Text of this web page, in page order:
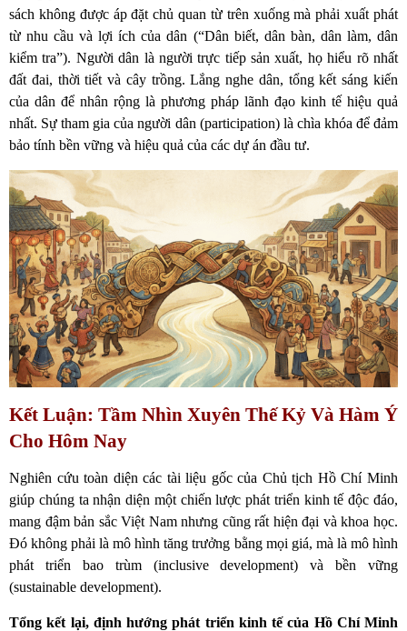
sách không được áp đặt chủ quan từ trên xuống mà phải xuất phát
từ nhu cầu và lợi ích của dân (“Dân biết, dân bàn, dân làm, dân
kiểm tra”). Người dân là người trực tiếp sản xuất, họ hiểu rõ nhất
đất đai, thời tiết và cây trồng. Lắng nghe dân, tổng kết sáng kiến
của dân để nhân rộng là phương pháp lãnh đạo kinh tế hiệu quả
nhất. Sự tham gia của người dân (participation) là chìa khóa để đảm
bảo tính bền vững và hiệu quả của các dự án đầu tư.
Kết Luận: Tầm Nhìn Xuyên Thế Kỷ Và Hàm Ý
Cho Hôm Nay
Nghiên cứu toàn diện các tài liệu gốc của Chủ tịch Hồ Chí Minh
giúp chúng ta nhận diện một chiến lược phát triển kinh tế độc đáo,
mang đậm bản sắc Việt Nam nhưng cũng rất hiện đại và khoa học.
Đó không phải là mô hình tăng trưởng bằng mọi giá, mà là mô hình
phát triển bao trùm (inclusive development) và bền vững
(sustainable development).
Tổng kết lại, định hướng phát triển kinh tế của Hồ Chí Minh